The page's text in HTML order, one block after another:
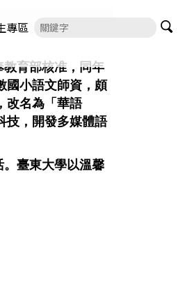
專區
育部核准，同年
國小語文師資，頗
改名為「華語
技，開發多媒體語
臺東大學以溫馨